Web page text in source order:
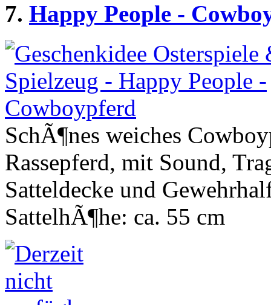
7. Happy People -
SchÃ¶nes weiches
Rassepferd, mit Sound,
Satteldecke und
SattelhÃ¶he: ca. 55 cm